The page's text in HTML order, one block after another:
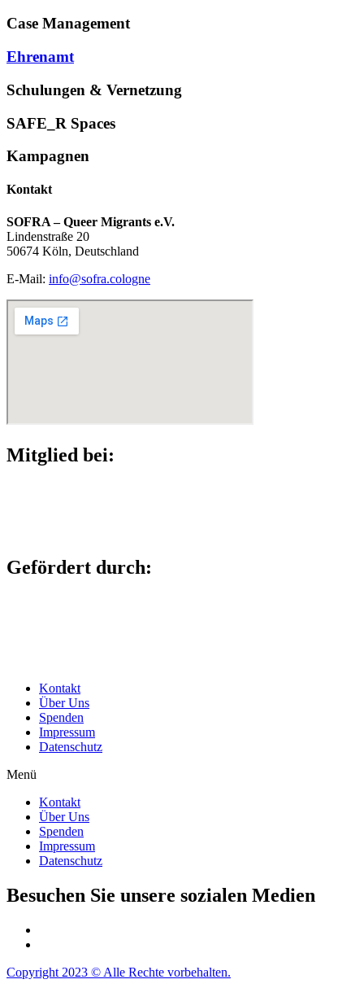
Case Management
Ehrenamt
Schulungen & Vernetzung
SAFE_R Spaces
Kampagnen
Kontakt
SOFRA – Queer Migrants e.V.
Lindenstraße 20
50674 Köln, Deutschland
E-Mail: info@sofra.cologne
Mitglied bei:
Gefördert durch:
Kontakt
Über Uns
Spenden
Impressum
Datenschutz
Menü
Kontakt
Über Uns
Spenden
Impressum
Datenschutz
Besuchen Sie unsere sozialen Medien
Copyright 2023 © Alle Rechte vorbehalten.